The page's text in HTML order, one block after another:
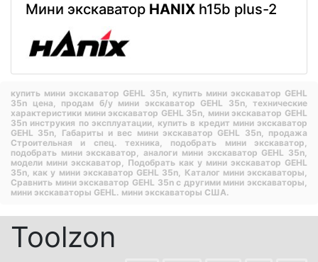
Мини экскаватор HANIX h15b plus-2
купить мини экскаватор GEHL 35n, купить мини экскаватор GEHL
35n цена, продам б/у мини экскаватор GEHL 35n, технические
характеристики мини экскаватор GEHL 35n, мини экскаватор GEHL
35n инструкия по эксплуатации, купить в кредит мини экскаватор
GEHL 35n, Габариты и вес мини экскаватор GEHL 35n, продажа
Строительная и спец. техника, подобрать мини экскаватор,
подобрать мини экскаватор,аналоги мини экскаватор GEHL 35n,
модели мини экскаватор, Подобрать как у мини экскаватор GEHL
35n, как у мини экскаватор GEHL 35n, Каталог мини экскаваторы,
Сравнить мини экскаватор GEHL 35n с другими мини экскаваторы,
мини экскаваторы GEHL. мини экскаваторы США.
Toolzon